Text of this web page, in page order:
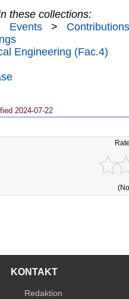
these collections:
Events >
Engineering (Fac.4)
2024-07-22
KONTAKT
Redaktion